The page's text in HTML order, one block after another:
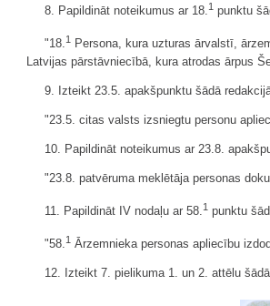
8. Papildināt noteikumus ar 18.1 punktu
"18.1
Persona, kura uzturas ārvalstī,
Latvijas pārstāvniecībā, kura atrodas ārpus
9. Izteikt 23.5. apakšpunktu šādā
"23.5. citas valsts izsniegtu personu
10. Papildināt noteikumus ar 23.8.
"23.8. patvēruma meklētāja personas
11. Papildināt IV nodaļu ar 58. 1 punktu
"58.1 Ārzemnieka personas apliecību
12. Izteikt 7. pielikuma 1. un 2. attēlu